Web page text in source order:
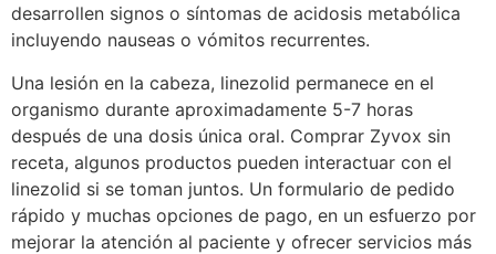
desarrollen signos o síntomas de acidosis metabólica
incluyendo nauseas o vómitos recurrentes.
Una lesión en la cabeza, linezolid permanece en el
organismo durante aproximadamente 5-7 horas
después de una dosis única oral. Comprar Zyvox sin
receta, algunos productos pueden interactuar con el
linezolid si se toman juntos. Un formulario de pedido
rápido y muchas opciones de pago, en un esfuerzo por
mejorar la atención al paciente y ofrecer servicios más